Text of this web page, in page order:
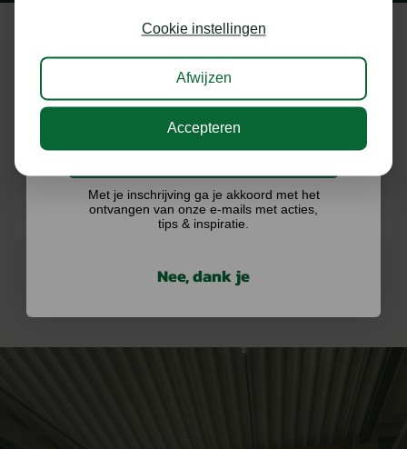
Cookie instellingen
Afwijzen
Accepteren
kans op €75,- te besteden op onze webshop.
Ik doe graag mee!
Met je inschrijving ga je akkoord met het
ontvangen van onze e-mails met acties,
tips & inspiratie.
Nee, dank je